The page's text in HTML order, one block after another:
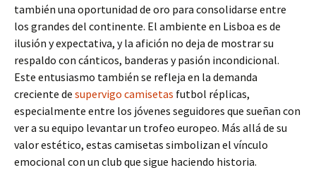
también una oportunidad de oro para consolidarse entre
los grandes del continente. El ambiente en Lisboa es de
ilusión y expectativa, y la afición no deja de mostrar su
respaldo con cánticos, banderas y pasión incondicional.
Este entusiasmo también se refleja en la demanda
creciente de supervigo camisetas futbol réplicas,
especialmente entre los jóvenes seguidores que sueñan con
ver a su equipo levantar un trofeo europeo. Más allá de su
valor estético, estas camisetas simbolizan el vínculo
emocional con un club que sigue haciendo historia.